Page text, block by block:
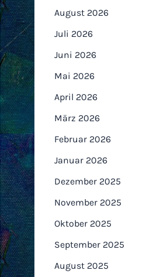
August 2026
Juli 2026
Juni 2026
Mai 2026
April 2026
März 2026
Februar 2026
Januar 2026
Dezember 2025
November 2025
Oktober 2025
September 2025
August 2025